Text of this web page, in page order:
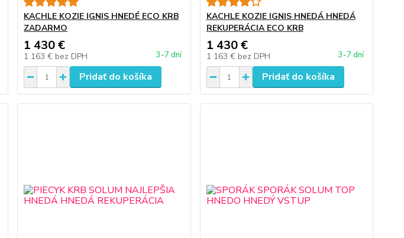
KACHLE KOZIE IGNIS HNEDÉ ECO KRB
ZADARMO
1 430 €
1 163 € bez DPH 3-7 dní
Pridať do košíka
KACHLE KOZIE IGNIS HNEDÁ HNEDÁ
REKUPERÁCIA ECO KRB
1 430 €
1 163 € bez DPH 3-7 dní
Pridať do košíka